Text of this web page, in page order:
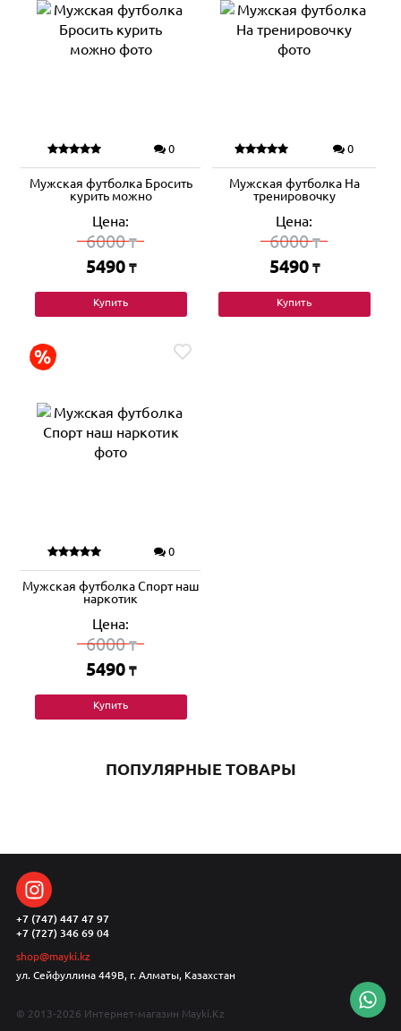
0
Мужская футболка Бросить
курить можно
Цена:
6000₸
5490 ₸
Купить
0
Мужская футболка На
тренировочку
Цена:
6000₸
5490 ₸
Купить
0
Мужская футболка Спорт наш
наркотик
Цена:
6000₸
5490 ₸
Купить
ПОПУЛЯРНЫЕ ТОВАРЫ
+7 (747) 447 47 97
+7 (727) 346 69 04
shop@mayki.kz
ул. Сейфуллина 449В, г. Алматы, Казахстан
© 2013-2026 Интернет-магазин Mayki.Kz